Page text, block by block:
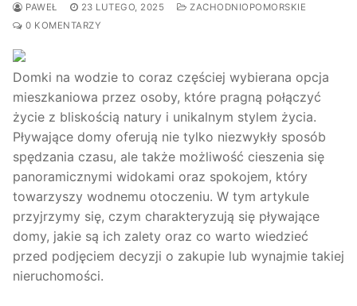
PAWEŁ 23 LUTEGO, 2025
ZACHODNIOPOMORSKIE
0 KOMENTARZY
Domki na wodzie to coraz częściej wybierana opcja
mieszkaniowa przez osoby, które pragną połączyć
życie z bliskością natury i unikalnym stylem życia.
Pływające domy oferują nie tylko niezwykły sposób
spędzania czasu, ale także możliwość cieszenia się
panoramicznymi widokami oraz spokojem, który
towarzyszy wodnemu otoczeniu. W tym artykule
przyjrzymy się, czym charakteryzują się pływające
domy, jakie są ich zalety oraz co warto wiedzieć
przed podjęciem decyzji o zakupie lub wynajmie takiej
nieruchomości.